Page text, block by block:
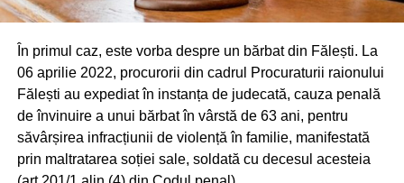
În primul caz, este vorba despre un bărbat din Fălești. La
06 aprilie 2022, procurorii din cadrul Procuraturii raionului
Fălești au expediat în instanța de judecată, cauza penală
de învinuire a unui bărbat în vârstă de 63 ani, pentru
săvârșirea infracțiunii de violență în familie, manifestată
prin maltratarea soției sale, soldată cu decesul acesteia